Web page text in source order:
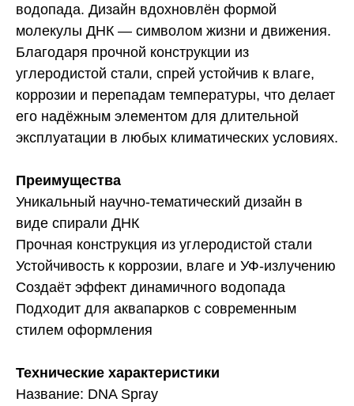
водопада. Дизайн вдохновлён формой
молекулы ДНК — символом жизни и движения.
Благодаря прочной конструкции из
углеродистой стали, спрей устойчив к влаге,
коррозии и перепадам температуры, что делает
его надёжным элементом для длительной
эксплуатации в любых климатических условиях.
Преимущества
Уникальный научно-тематический дизайн в
виде спирали ДНК
Прочная конструкция из углеродистой стали
Устойчивость к коррозии, влаге и УФ-излучению
Создаёт эффект динамичного водопада
Подходит для аквапарков с современным
стилем оформления
Технические характеристики
Название: DNA Spray